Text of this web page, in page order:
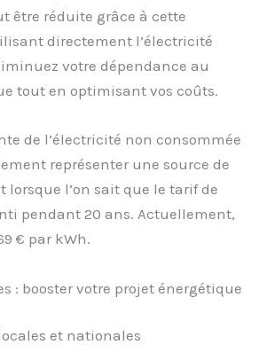
être réduite grâce à cette
directement l’électricité
votre dépendance au
tout en optimisant vos coûts.
de l’électricité non consommée
représenter une source de
lorsque l’on sait que le tarif de
pendant 20 ans. Actuellement,
€ par kWh.
: booster votre projet énergétique
et nationales